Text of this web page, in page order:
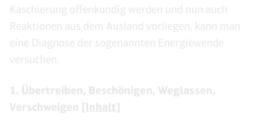
Kaschierung offenkundig werden und nun auch
Reaktionen aus dem Ausland vorliegen, kann man
eine Diagnose der sogenannten Energiewende
versuchen.
1. Übertreiben, Beschönigen, Weglassen,
Verschweigen [Inhalt]